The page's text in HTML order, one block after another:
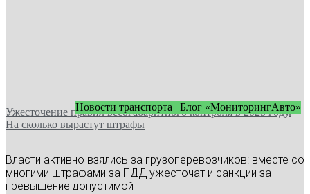
Новости транспорта | Блог «МониторингАвто»
Ужесточение правил весогабаритного контроля в 2025 году.
На сколько вырастут штрафы
Власти активно взялись за грузоперевозчиков: вместе со
многими штрафами за ПДД ужесточат и санкции за
превышение допустимой